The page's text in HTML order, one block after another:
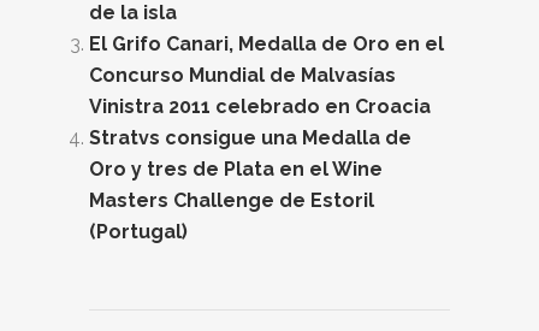
de la isla
El Grifo Canari, Medalla de Oro en el
Concurso Mundial de Malvasías
Vinistra 2011 celebrado en Croacia
Stratvs consigue una Medalla de
Oro y tres de Plata en el Wine
Masters Challenge de Estoril
(Portugal)